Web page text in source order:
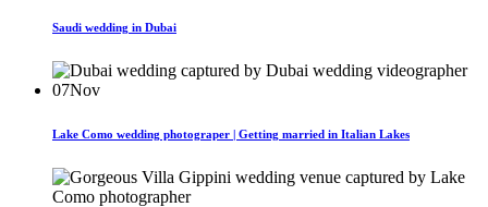
Saudi wedding in Dubai
07Nov
Lake Como wedding photograper | Getting married in Italian Lakes